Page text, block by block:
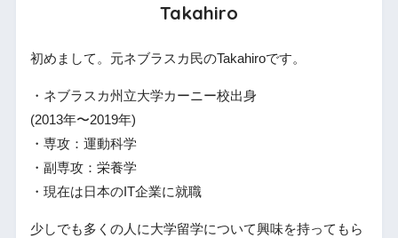
Takahiro
初めまして。元ネブラスカ民のTakahiroです。
・ネブラスカ州立大学カーニー校出身
(2013年〜2019年)
・専攻：運動科学
・副専攻：栄養学
・現在は日本のIT企業に就職
少しでも多くの人に大学留学について興味を持ってもら